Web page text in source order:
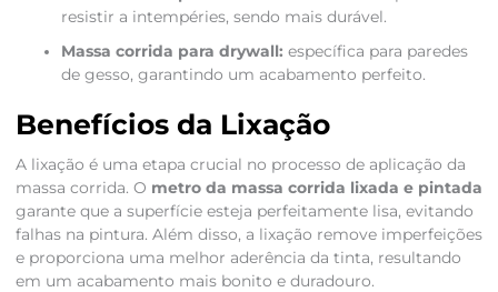
resistir a intempéries, sendo mais durável.
Massa corrida para drywall: específica para paredes
de gesso, garantindo um acabamento perfeito.
Benefícios da Lixação
A lixação é uma etapa crucial no processo de aplicação da
massa corrida. O metro da massa corrida lixada e pintada
garante que a superfície esteja perfeitamente lisa, evitando
falhas na pintura. Além disso, a lixação remove imperfeições
e proporciona uma melhor aderência da tinta, resultando
em um acabamento mais bonito e duradouro.